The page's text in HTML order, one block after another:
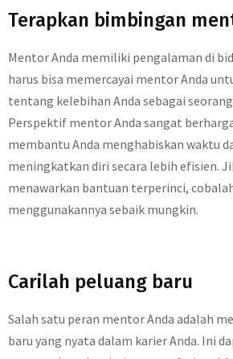
Terapkan bimbingan
Mentor Anda memiliki pengalaman di
harus bisa memercayai mentor Anda
tentang kelebihan Anda sebagai
Perspektif mentor Anda sangat
membantu Anda menghabiskan waktu
meningkatkan diri secara lebih efisien.
menawarkan bantuan terperinci,
menggunakannya sebaik mungkin.
Carilah peluang baru
Salah satu peran mentor Anda adalah
baru yang nyata dalam karier Anda. Ini